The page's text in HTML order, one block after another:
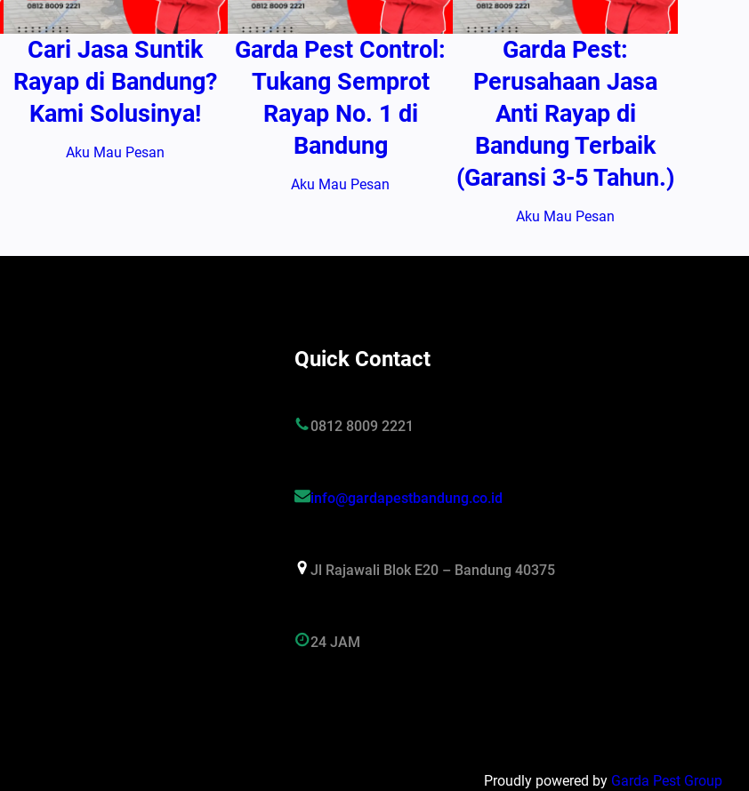
Cari Jasa Suntik
Rayap di Bandung?
Kami Solusinya!
Aku Mau Pesan
Garda Pest Control:
Tukang Semprot
Rayap No. 1 di
Bandung
Aku Mau Pesan
Garda Pest:
Perusahaan Jasa
Anti Rayap di
Bandung Terbaik
(Garansi 3-5 Tahun.)
Aku Mau Pesan
Quick Contact
0812 8009 2221
info@gardapestbandung.co.id
Jl Rajawali Blok E20 – Bandung 40375
24 JAM
Proudly powered by Garda Pest Group